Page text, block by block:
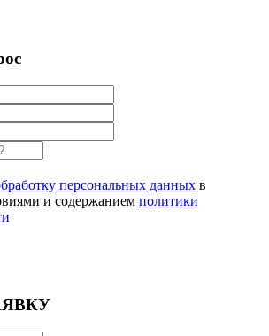
персональных данных в
и содержанием политики